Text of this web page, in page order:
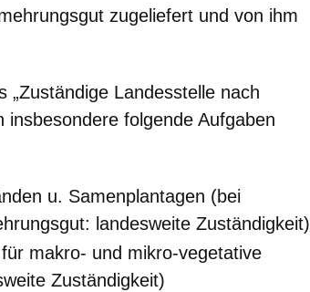
zugeliefert und von ihm
„Zuständige Landesstelle nach
insbesondere folgende Aufgaben
u. Samenplantagen (bei
landesweite Zuständigkeit)
makro- und mikro-vegetative
Zuständigkeit)